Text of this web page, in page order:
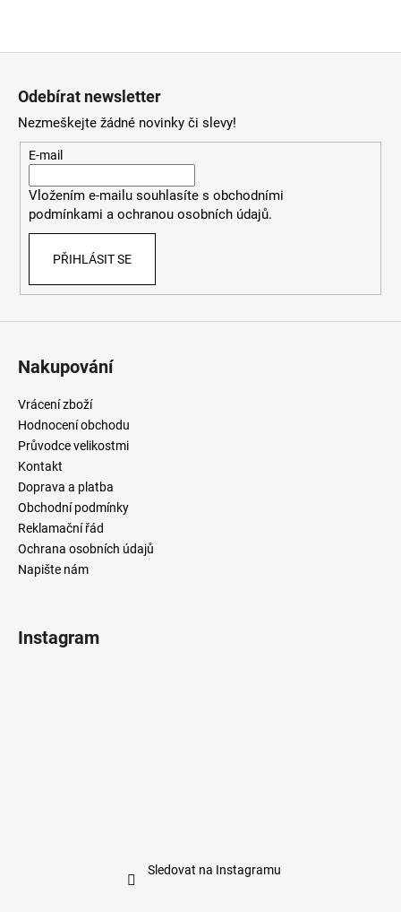
Odebírat newsletter
Nezmeškejte žádné novinky či slevy!
E-mail
Vložením e-mailu souhlasítes obchodními
podmínkami a ochranou osobních údajů.
PŘIHLÁSIT SE
Nakupování
Vrácení zboží
Hodnocení obchodu
Průvodce velikostmi
Kontakt
Doprava a platba
Obchodní podmínky
Reklamační řád
Ochrana osobních údajů
Napište nám
Instagram
Sledovat na Instagramu